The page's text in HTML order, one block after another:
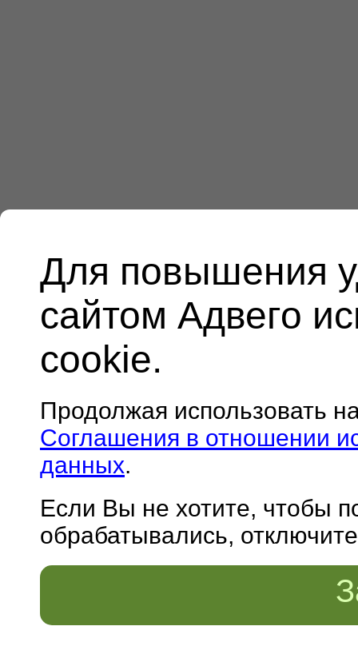
Для повышения
сайтом Адвего
cookie.
Продолжая использовать
Соглашения в отношении
данных.
Если Вы не хотите, чтобы
обрабатывались,